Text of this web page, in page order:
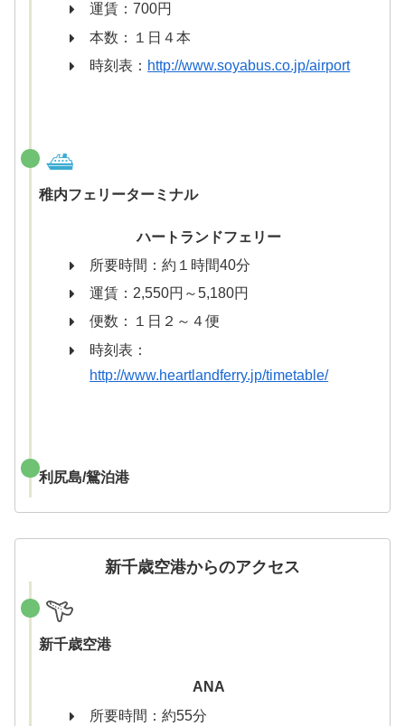
運賃：700円
本数：１日４本
時刻表： http://www.soyabus.co.jp/airport
稚内フェリーターミナル
ハートランドフェリー
所要時間：約１時間40分
運賃：2,550円～5,180円
便数：１日２～４便
時刻表：
http://www.heartlandferry.jp/timetable/
利尻島/鴛泊港
新千歳空港からのアクセス
新千歳空港
ANA
所要時間：約55分